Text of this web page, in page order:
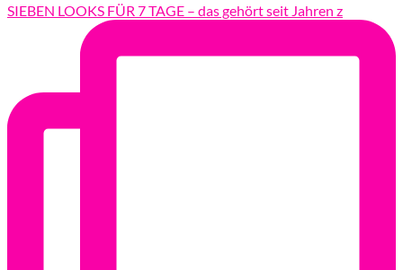
SIEBEN LOOKS FÜR 7 TAGE – das gehört seit Jahren z